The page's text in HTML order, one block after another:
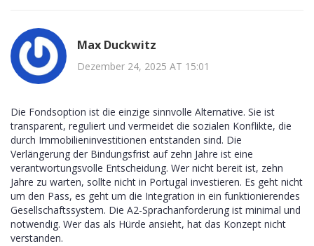
Max Duckwitz
Dezember 24, 2025 AT 15:01
Die Fondsoption ist die einzige sinnvolle Alternative. Sie ist
transparent, reguliert und vermeidet die sozialen Konflikte, die
durch Immobilieninvestitionen entstanden sind. Die
Verlängerung der Bindungsfrist auf zehn Jahre ist eine
verantwortungsvolle Entscheidung. Wer nicht bereit ist, zehn
Jahre zu warten, sollte nicht in Portugal investieren. Es geht nicht
um den Pass, es geht um die Integration in ein funktionierendes
Gesellschaftssystem. Die A2-Sprachanforderung ist minimal und
notwendig. Wer das als Hürde ansieht, hat das Konzept nicht
verstanden.